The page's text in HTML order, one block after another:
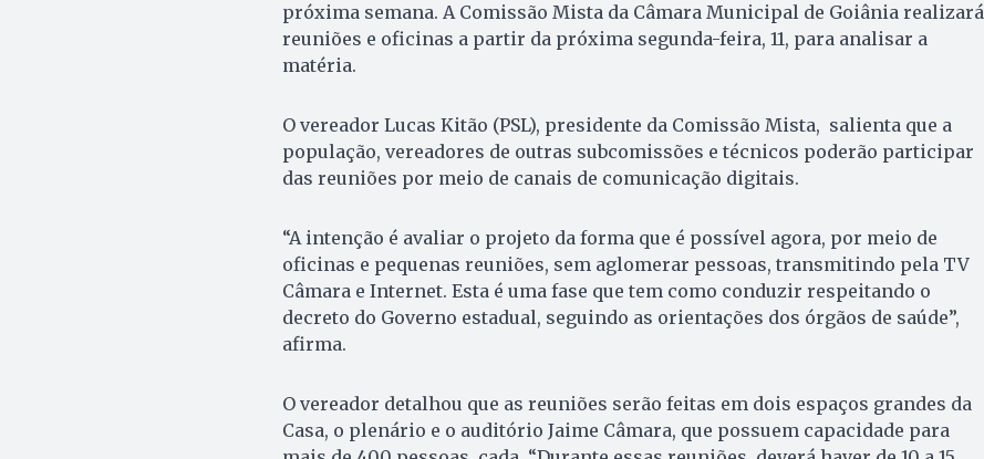
próxima semana. A Comissão Mista da Câmara Municipal de Goiânia realizará
reuniões e oficinas a partir da próxima segunda-feira, 11, para analisar a
matéria.
O vereador Lucas Kitão (PSL), presidente da Comissão Mista, salienta que a
população, vereadores de outras subcomissões e técnicos poderão participar
das reuniões por meio de canais de comunicação digitais.
“A intenção é avaliar o projeto da forma que é possível agora, por meio de
oficinas e pequenas reuniões, sem aglomerar pessoas, transmitindo pela TV
Câmara e Internet. Esta é uma fase que tem como conduzir respeitando o
decreto do Governo estadual, seguindo as orientações dos órgãos de saúde”,
afirma.
O vereador detalhou que as reuniões serão feitas em dois espaços grandes da
Casa, o plenário e o auditório Jaime Câmara, que possuem capacidade para